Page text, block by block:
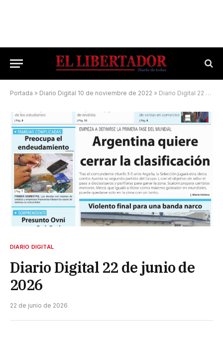
Portada » Diario Digital 10 de noviembre de 2022 » Diario Digital 22 de junio de 2026
DIARIO DIGITAL
Diario Digital 22 de junio de
2026
22 de junio de 2026